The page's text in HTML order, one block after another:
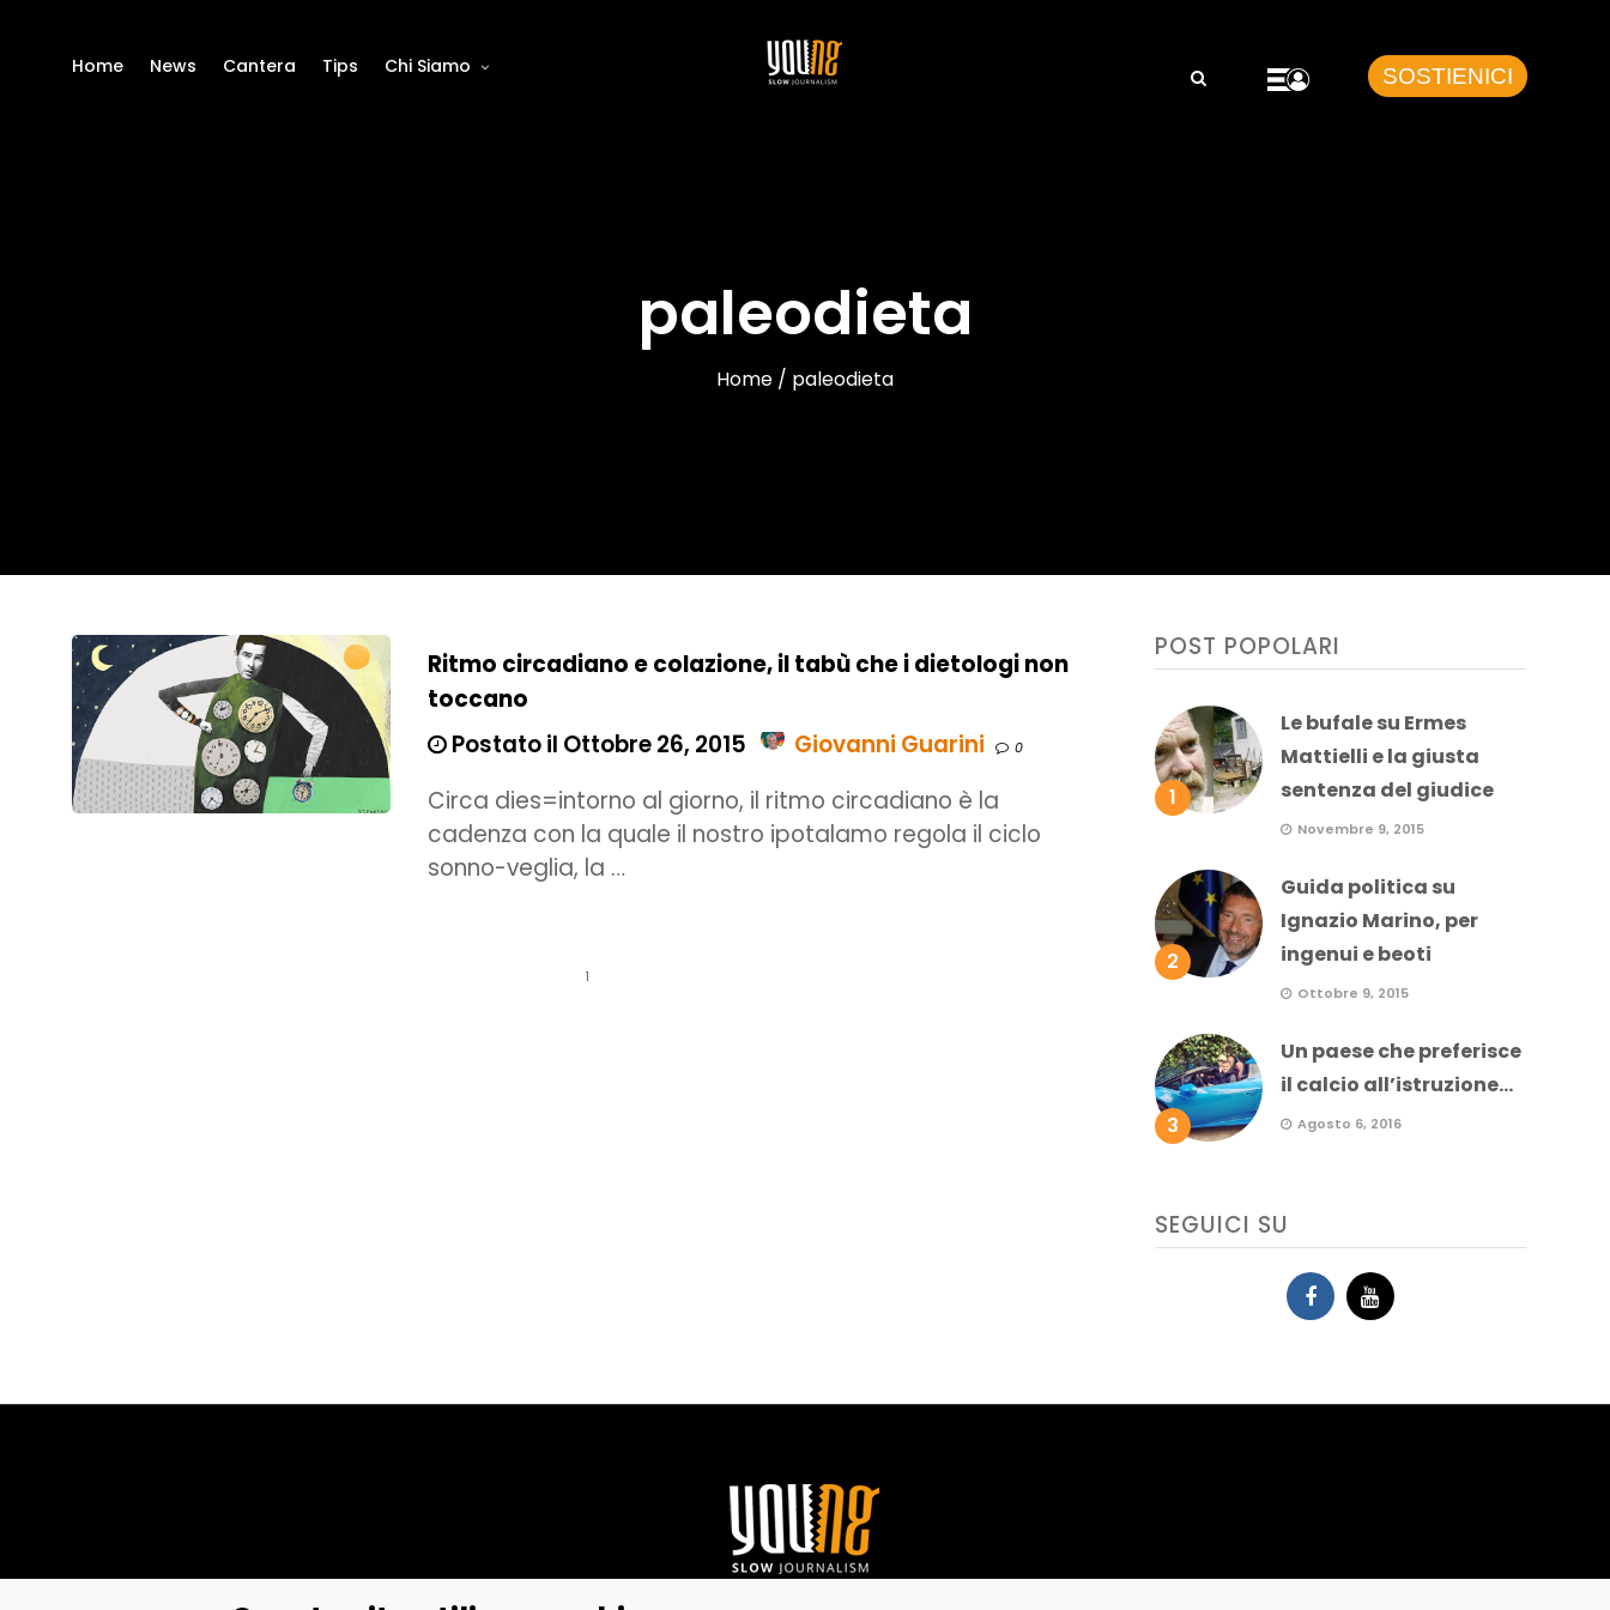
Home News Cantera Tips Chi Siamo SOSTIENICI
paleodieta
Home / paleodieta
Ritmo circadiano e colazione, il tabù che i dietologi non
toccano
Postato il Ottobre 26, 2015
Giovanni Guarini 0
Circa dies=intorno al giorno, il ritmo circadiano è la
cadenza con la quale il nostro ipotalamo regola il ciclo
sonno-veglia, la …
1
POST POPOLARI
1
Le bufale su Ermes
Mattielli e la giusta
sentenza del giudice
Novembre 9, 2015
2
Guida politica su
Ignazio Marino, per
ingenui e beoti
Ottobre 9, 2015
3
Un paese che preferisce
il calcio all’istruzione...
Agosto 6, 2016
SEGUICI SU